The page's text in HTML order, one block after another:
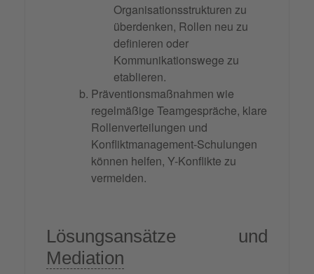
Organisationsstrukturen zu
überdenken, Rollen neu zu
definieren oder
Kommunikationswege zu
etablieren.
Präventionsmaßnahmen wie
regelmäßige Teamgespräche, klare
Rollenverteilungen und
Konfliktmanagement-Schulungen
können helfen, Y-Konflikte zu
vermeiden.
Lösungsansätze und
Mediation